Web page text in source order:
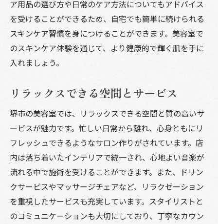
ア用品の選び方や日常のケア方法についてもアドバイス
を受けることができるため、自宅でも簡単に続けられる
スキンケア習慣を身につけることができます。美容室で
のスキンケア体験を通じて、より健康的で輝く肌を手に
入れましょう。
リラックスできる空間とサービス
堺市の美容室では、リラックスできる空間と質の高いサ
ービスが魅力です。忙しい日常から離れ、心身ともにリ
フレッシュできるようなサロン作りがされています。店
内は落ち着いたインテリアで統一され、心地よい音楽が
流れる中で施術を受けることができます。また、ドリン
クサービスやマッサージチェアなど、リラクゼーション
を重視したサービスも充実しています。スタイリストと
のコミュニケーションも大切にしており、丁寧なカウン